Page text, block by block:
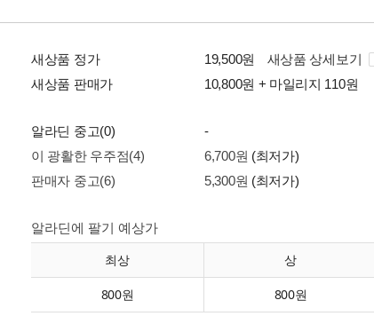
새상품 정가 19,500원
새상품 상세보기
새상품 판매가
10,800원 + 마일리지 110원
알라딘 중고(0)
-
이 광활한 우주점(4)
6,700원 (최저가)
판매자 중고(6)
5,300원 (최저가)
알라딘에 팔기 예상가
최상 상
800원 800원